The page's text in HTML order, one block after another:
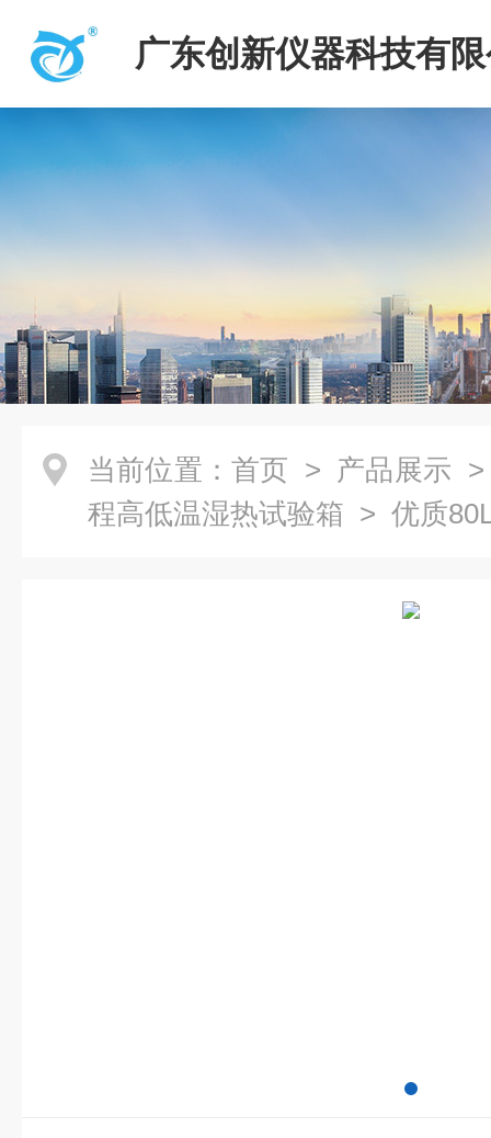
广东创新仪器科技有
当前位置： 首页 > 产品展示
程高低温湿热试验箱 > 优质